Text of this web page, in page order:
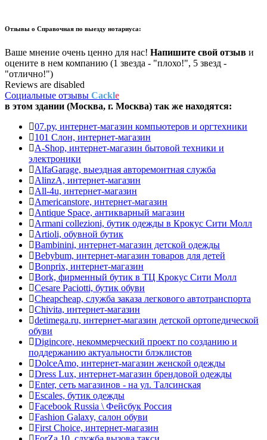
Отзывы о Справочная по выезду нотариуса:
Ваше мнение очень ценно для нас! Напишите свой отзыв и
оцените в нем компанию (1 звезда - "плохо!", 5 звезд -
"отлично!")
Reviews are disabled
Социальные отзывы Cackle
в этом здании (Москва, г. Москва) так же находятся:
07.ру, интернет-магазин компьютеров и оргтехники
101 Слон, интернет-магазин
A-Shop, интернет-магазин бытовой техники и
электроники
AlfaGarage, выездная авторемонтная служба
AlinzA, интернет-магазин
All-4u, интернет-магазин
Americanstore, интернет-магазин
Antique Space, антикварный магазин
Armani collezioni, бутик одежды в Крокус Сити Молл
Artioli, обувной бутик
Bambinini, интернет-магазин детской одежды
Bebybum, интернет-магазин товаров для детей
Bonрrix, интернет-магазин
Bork, фирменный бутик в ТЦ Крокус Сити Молл
Cesare Paciotti, бутик обуви
Cheapcheap, служба заказа легкового автотранспорта
Chivita, интернет-магазин
detimega.ru, интернет-магазин детской ортопедической
обуви
Digincore, некоммерческий проект по созданию и
поддержанию актуальности блэклистов
DolceAmo, интернет-магазин женской одежды
Dress Lux, интернет-магазин брендовой одежды
Enter, сеть магазинов - на ул. Талсинская
Escales, бутик одежды
Facebook Russia \ Фейсбук Россия
Fashion Galaxy, салон обуви
First Choice, интернет-магазин